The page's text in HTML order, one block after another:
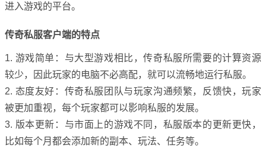
进入游戏的平台。
传奇私服客户端的特点
1. 游戏简单：与大型游戏相比，传奇私服所需要的计算资源
较少，因此玩家的电脑不必高配，就可以流畅地运行私服。
2. 态度友好：传奇私服团队与玩家沟通频繁，反馈快，玩家
被更加重视，每个玩家都可以影响私服的发展。
3. 版本更新：与市面上的游戏不同，私服版本的更新更快，
比如每个月都会添加新的副本、玩法、任务等。